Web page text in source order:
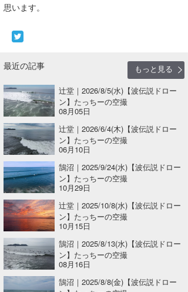
思います。
最近の記事
もっと見る
辻堂｜2026/8/5(水)【波伝説ドロー
ン】たっちーの空撮
08月05日
辻堂｜2026/6/4(木)【波伝説ドロー
ン】たっちーの空撮
06月10日
鵠沼｜2025/9/24(水)【波伝説ドロー
ン】たっちーの空撮
10月29日
辻堂｜2025/10/8(水)【波伝説ドロー
ン】たっちーの空撮
10月15日
鵠沼｜2025/8/13(水)【波伝説ドロー
ン】たっちーの空撮
08月16日
鵠沼｜2025/8/8(金)【波伝説ドロー